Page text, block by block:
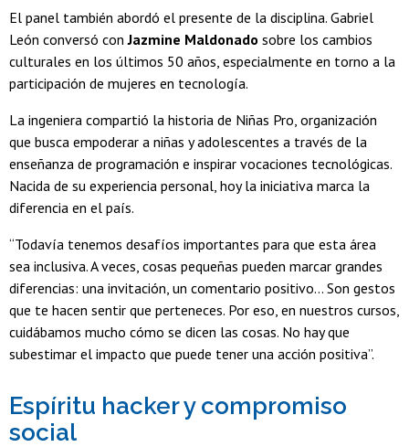
El panel también abordó el presente de la disciplina. Gabriel
León conversó conJazmine Maldonado sobre los cambios
culturales en los últimos 50 años, especialmente en torno a la
participación de mujeres en tecnología.
La ingeniera compartió la historia de Niñas Pro, organización
que busca empoderar a niñas y adolescentes a través de la
enseñanza de programación e inspirar vocaciones tecnológicas.
Nacida de su experiencia personal, hoy la iniciativa marca la
diferencia en el país.
“Todavía tenemos desafíos importantes para que esta área
sea inclusiva. A veces, cosas pequeñas pueden marcar grandes
diferencias: una invitación, un comentario positivo… Son gestos
que te hacen sentir que perteneces. Por eso, en nuestros cursos,
cuidábamos mucho cómo se dicen las cosas. No hay que
subestimar el impacto que puede tener una acción positiva”.
Espíritu hacker y compromiso
social